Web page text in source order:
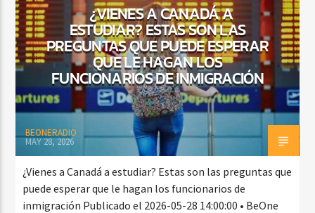
CURRENT SHOW
BALADAS ROMÁNTICAS
4:00 AM 6:00 AM
¿VIENES A CANADÁ A
ESTUDIAR? ESTAS SON LAS
PREGUNTAS QUE PUEDE ESPERAR
QUE LE HAGAN LOS
FUNCIONARIOS DE INMIGRACIÓN
BEONERADIO
MAY 28, 2026
¿Vienes a Canadá a estudiar? Estas son las preguntas que
puede esperar que le hagan los funcionarios de
inmigración Publicado el 2026-05-28 14:00:00 • BeOne